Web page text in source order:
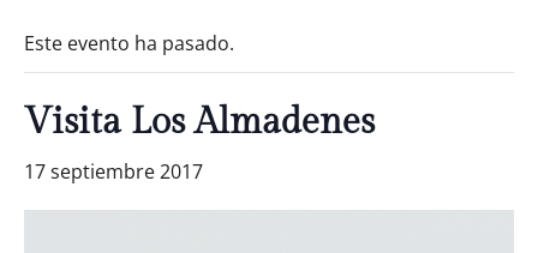
Este evento ha pasado.
Visita Los Almadenes
17 septiembre 2017